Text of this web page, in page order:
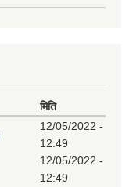
मिति
12/05/2022 -
12:49
12/05/2022 -
12:49